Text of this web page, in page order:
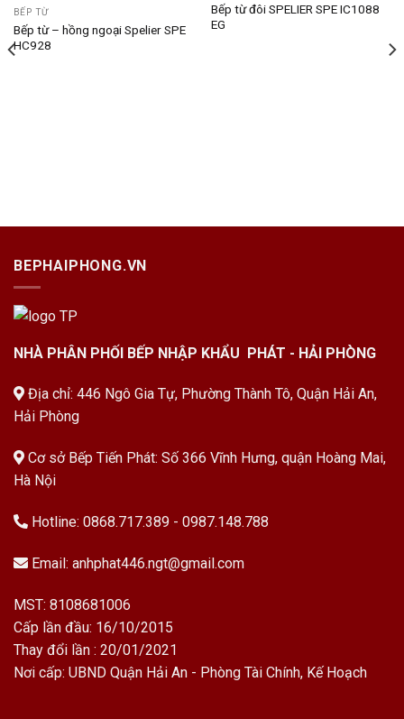
Add to
BẾP TỪ
Bếp từ – hồng ngoại Spelier SPE
HC928
Bếp từ đôi SPELIER SPE IC1088
EG
₫.
BEPHAIPHONG.VN
NHÀ PHÂN PHỐI BẾP NHẬP KHẨU PHÁT - HẢI PHÒNG
Địa chỉ: 446 Ngô Gia Tự, Phường Thành Tô, Quận Hải An,
Hải Phòng
Cơ sở Bếp Tiến Phát: Số 366 Vĩnh Hưng, quận Hoàng Mai,
Hà Nội
Hotline: 0868.717.389 - 0987.148.788
Email: anhphat446.ngt@gmail.com
MST: 8108681006
Cấp lần đầu: 16/10/2015
Thay đổi lần : 20/01/2021
Nơi cấp: UBND Quận Hải An - Phòng Tài Chính, Kế Hoạch